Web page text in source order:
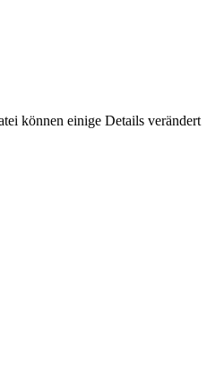
können einige Details verändert